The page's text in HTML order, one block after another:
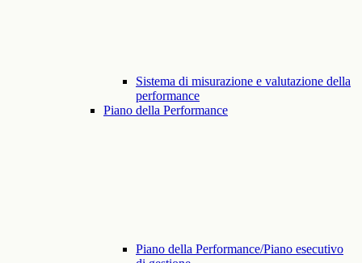
Sistema di misurazione e valutazione della
performance
Piano della Performance
Piano della Performance/Piano esecutivo